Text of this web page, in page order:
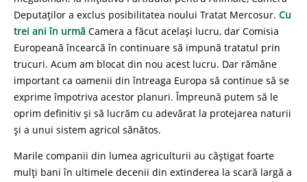
Deputaților a exclus posibilitatea noului Tratat Mercosur. Cu
trei ani în urmă Camera a făcut același lucru, dar Comisia
Europeană încearcă în continuare să impună tratatul prin
trucuri. Acum am blocat din nou acest lucru. Dar rămâne
important ca oamenii din întreaga Europa să continue să se
exprime împotriva acestor planuri. Împreună putem să le
oprim definitiv și să lucrăm cu adevărat la protejarea naturii
și a unui sistem agricol sănătos.
Marile companii din lumea agriculturii au câștigat foarte
mulți bani în ultimele decenii din extinderea la scară largă a